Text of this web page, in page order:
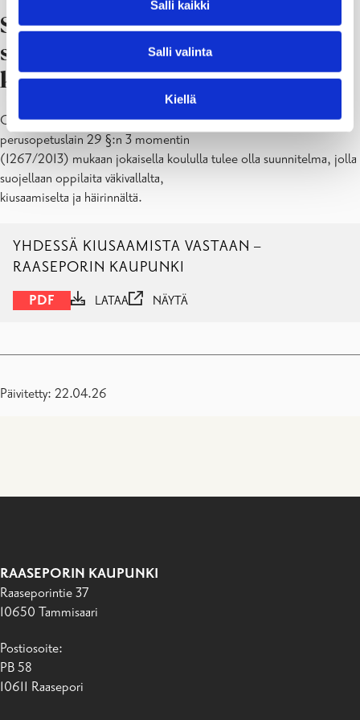
Salli kaikki
Salli valinta
Kiellä
Suunnitelma oppilaiden
suojelemiseksi väkivallalta,
kiusaamiselta ja häirinnältä
Oppilas- ja opiskeluhuoltolain 13 §:n 2 momentin 4 kohdan sekä
perusopetuslain 29 §:n 3 momentin
(1267/2013) mukaan jokaisella koululla tulee olla suunnitelma, jolla
suojellaan oppilaita väkivallalta,
kiusaamiselta ja häirinnältä.
YHDESSÄ KIUSAAMISTA VASTAAN –
RAASEPORIN KAUPUNKI
PDF LATAA NÄYTÄ
Päivitetty: 22.04.26
RAASEPORIN KAUPUNKI
Raaseporintie 37
10650 Tammisaari
Postiosoite:
PB 58
10611 Raasepori